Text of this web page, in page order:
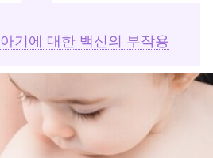
아기에 대한 백신의 부작용